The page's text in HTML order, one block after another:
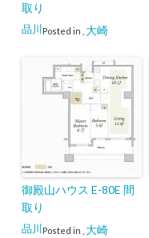
取り
Posted in
品川 大崎
御殿山ハウス E-80E 間
取り
Posted in
品川 大崎